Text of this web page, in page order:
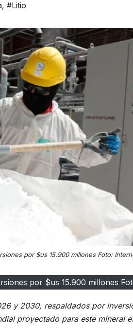
, #Litio
por $us 15.900 millones Foto:
por $us 15.900 millones
y 2030, respaldados por
proyectado para este mineral